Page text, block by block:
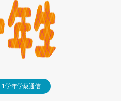
1学年学級通信